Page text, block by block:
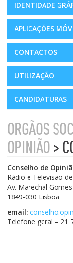
IDENTIDADE
APLICAÇÕES
CONTACTOS
UTILIZAÇÃO
CANDIDATURAS
ORGÃOS
OPINIÃO >
Conselho de
Rádio e Televisão
Av. Marechal
1849-030 Lisboa
email:
Telefone geral – 21